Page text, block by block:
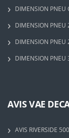
DIMENSION PNEU
DIMENSION PNEU
DIMENSION PNEU
DIMENSION PNEU
AVIS VAE
AVIS RIVERSIDE